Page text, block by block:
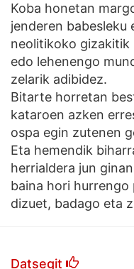
Koba honetan
jenderen babesleku
neolitikoko gizakitik
edo lehenengo
zelarik adibidez.
Bitarte horretan
kataroen azken
ospa egin zutenen
Eta hemendik
herrialdera jun
baina hori
dizuet, badago eta
Datsegit